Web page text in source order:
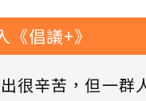
倡議+》
出很辛苦，但一